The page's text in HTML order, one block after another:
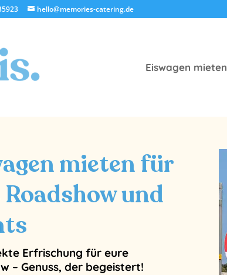
hello@memories-catering.de
Eiswagen mieten
mieten für
und
Erfrischung für eure
– Genuss, der begeistert!